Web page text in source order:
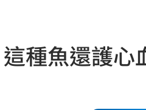
種魚還護心